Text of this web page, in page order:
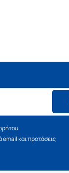
και προτάσεις